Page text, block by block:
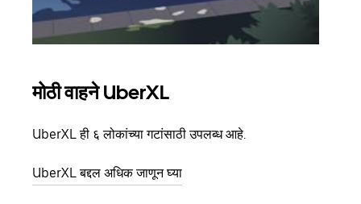
मोठी वाहने UberXL
UberXL ही ६ लोकांच्या गटांसाठी उपलब्ध आहे.
UberXL बद्दल अधिक जाणून घ्या